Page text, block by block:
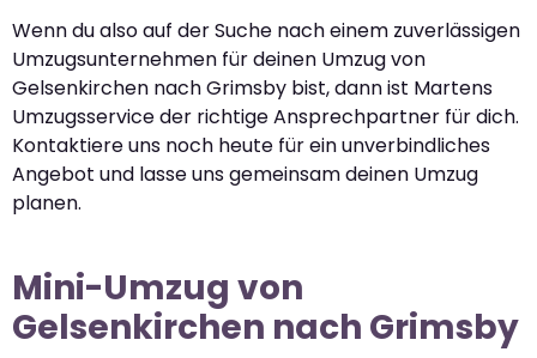
Wenn du also auf der Suche nach einem zuverlässigen
Umzugsunternehmen für deinen Umzug von
Gelsenkirchen nach Grimsby bist, dann ist Martens
Umzugsservice der richtige Ansprechpartner für dich.
Kontaktiere uns noch heute für ein unverbindliches
Angebot und lasse uns gemeinsam deinen Umzug
planen.
Mini-Umzug von
Gelsenkirchen nach Grimsby